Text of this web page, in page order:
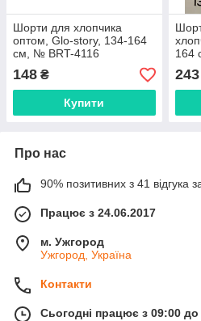
Шорти для хлопчика
оптом, Glo-story, 134-164
см, № BRT-4116
148 ₴
Купити
164
243
Про нас
90% позитивних з 41 відгука
Працює з 24.06.2017
м. Ужгород
Ужгород, Україна
Контакти
Сьогодні працює з 09:00 до